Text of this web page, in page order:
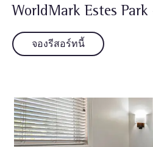
WorldMark Estes Park
จองรีสอร์ทนี้